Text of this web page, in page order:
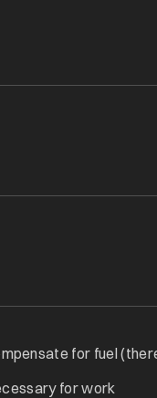
for fuel
for work